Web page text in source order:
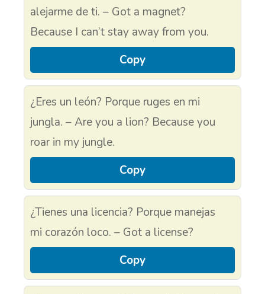
alejarme de ti. – Got a magnet?
Because I can’t stay away from you.
Copy
¿Eres un león? Porque ruges en mi
jungla. – Are you a lion? Because you
roar in my jungle.
Copy
¿Tienes una licencia? Porque manejas
mi corazón loco. – Got a license?
Copy